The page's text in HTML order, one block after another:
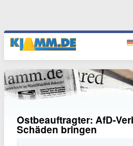
Ostbeauftragter: AfD-
Schäden bringen